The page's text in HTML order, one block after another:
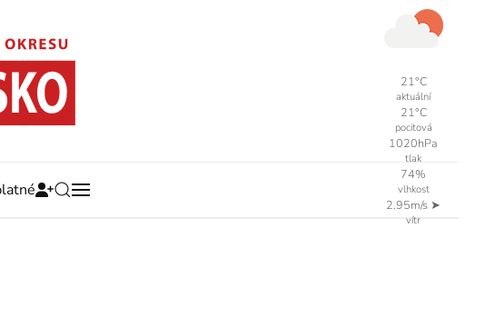
21°C
aktuální
21°C
pocitová
1020hPa
tlak
74%
vlhkost
2.95m/s ➤
vítr